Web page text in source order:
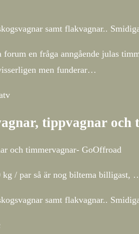
samt flakvagnar..
en fråga anngående julas
men funderar…
tippvagnar och
och timmervagnar- GoOffroad
/ par så är nog biltema billigast,
samt flakvagnar..